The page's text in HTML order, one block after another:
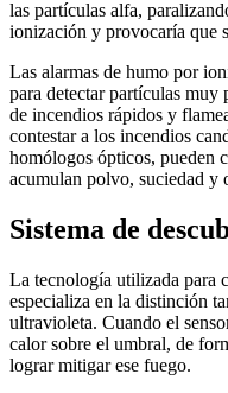
las partículas alfa,
ionización y provocaría que
Las alarmas de humo por
para detectar partículas muy
de incendios rápidos y
contestar a los incendios
homólogos ópticos, pueden
acumulan polvo, suciedad y
Sistema de
La tecnología utilizada para
especializa en la distinción
ultravioleta. Cuando el
calor sobre el umbral, de
lograr mitigar ese fuego.